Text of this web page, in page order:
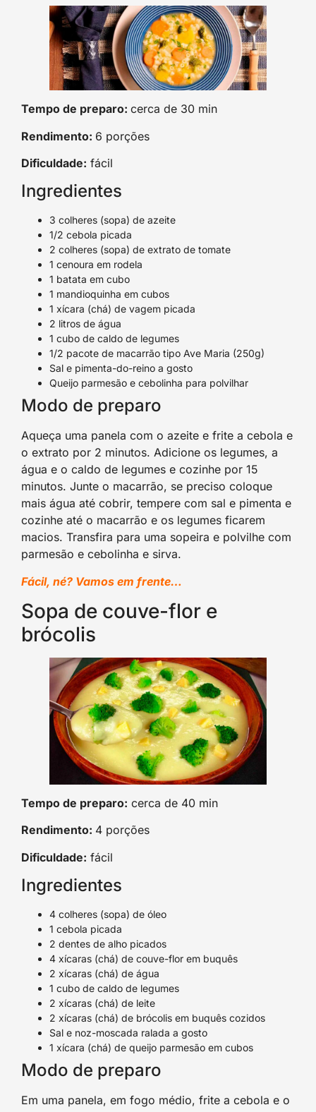
Tempo de preparo: cerca de 30 min
Rendimento: 6 porções
Dificuldade: fácil
Ingredientes
3 colheres (sopa) de azeite
1/2 cebola picada
2 colheres (sopa) de extrato de tomate
1 cenoura em rodela
1 batata em cubo
1 mandioquinha em cubos
1 xícara (chá) de vagem picada
2 litros de água
1 cubo de caldo de legumes
1/2 pacote de macarrão tipo Ave Maria (250g)
Sal e pimenta-do-reino a gosto
Queijo parmesão e cebolinha para polvilhar
Modo de preparo
Aqueça uma panela com o azeite e frite a cebola e
o extrato por 2 minutos. Adicione os legumes, a
água e o caldo de legumes e cozinhe por 15
minutos. Junte o macarrão, se preciso coloque
mais água até cobrir, tempere com sal e pimenta e
cozinhe até o macarrão e os legumes ficarem
macios. Transfira para uma sopeira e polvilhe com
parmesão e cebolinha e sirva.
Fácil, né? Vamos em frente…
Sopa de couve-flor e
brócolis
Tempo de preparo: cerca de 40 min
Rendimento: 4 porções
Dificuldade: fácil
Ingredientes
4 colheres (sopa) de óleo
1 cebola picada
2 dentes de alho picados
4 xícaras (chá) de couve-flor em buquês
2 xícaras (chá) de água
1 cubo de caldo de legumes
2 xícaras (chá) de leite
2 xícaras (chá) de brócolis em buquês cozidos
Sal e noz-moscada ralada a gosto
1 xícara (chá) de queijo parmesão em cubos
Modo de preparo
Em uma panela, em fogo médio, frite a cebola e o